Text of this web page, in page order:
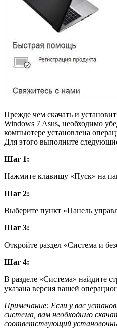
Прежде чем скачать и
Windows 7 Asus, необходимо
компьютере установлена
Для этого выполните
Шаг 1:
Нажмите клавишу «Пуск» на
Шаг 2:
Выберите пункт «Панель
Шаг 3:
Откройте раздел «Система и
Шаг 4:
В разделе «Система» найдите
указана версия вашей
Примечание: Если у вас
система, вам необходимо
соответствующий